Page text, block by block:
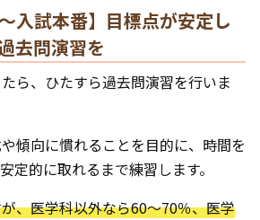
入試本番】目標点が安定し
去問演習を
ら、ひたすら過去問演習を行いま
傾向に慣れることを目的に、時間を
定的に取れるまで練習します。
、医学科以外なら60〜70％、医学